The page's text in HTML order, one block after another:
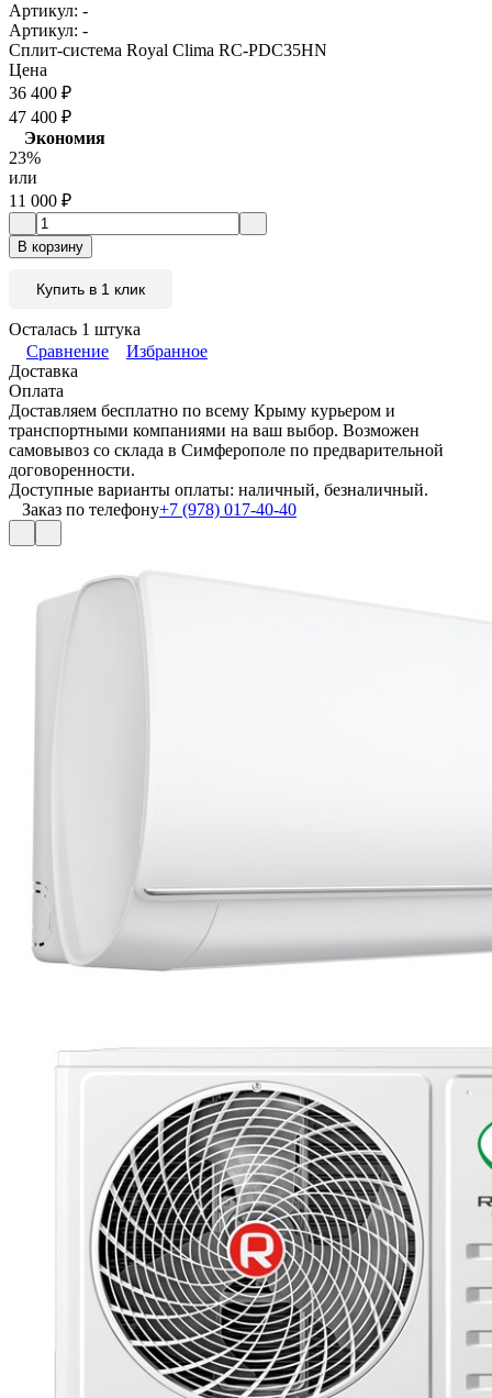
Артикул: -
Артикул: -
Сплит-система Royal Clima RC-PDC35HN
Цена
36 400 ₽
47 400 ₽
Экономия
23%
или
11 000 ₽
В корзину
Купить в 1 клик
Осталась 1 штука
Сравнение
Избранное
Доставка
Оплата
Доставляем бесплатно по всему Крыму курьером и
транспортными компаниями на ваш выбор. Возможен
самовывоз со склада в Симферополе по предварительной
договоренности.
Доступные варианты оплаты: наличный, безналичный.
Заказ по телефону+7 (978) 017-40-40